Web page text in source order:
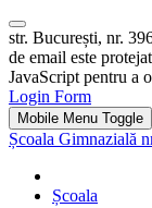
str. București, nr.
de email este
JavaScript pentru a
Login Form
Mobile Menu Toggle
Școala Gimnazială
Școala